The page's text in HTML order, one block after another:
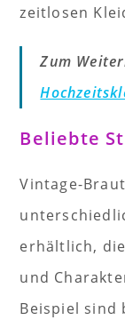
zeitlosen
Zum
Beliebte
Vintage-
erhältlich,
und
Beispiel sind